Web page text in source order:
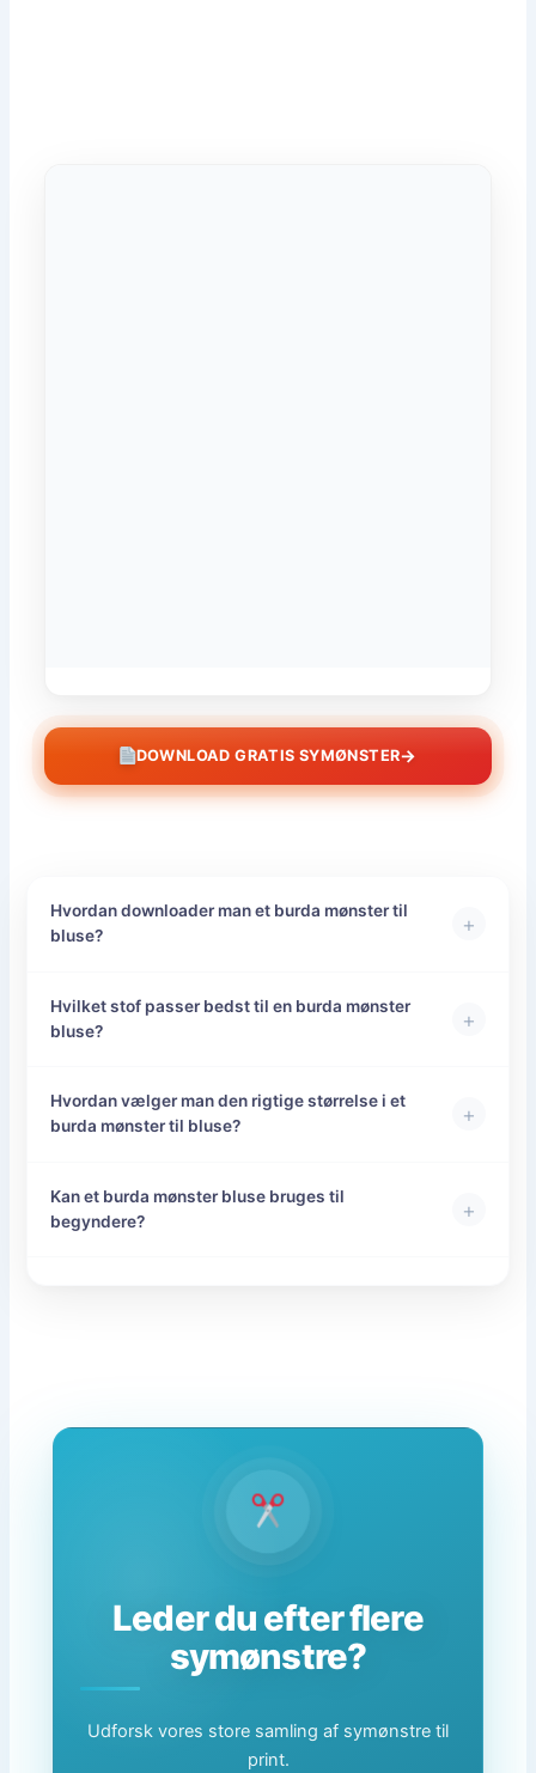
DOWNLOAD GRATIS SYMØNSTER→
Hvordan downloader man et burda mønster til
bluse?
+
Hvilket stof passer bedst til en burda mønster
bluse?
+
Hvordan vælger man den rigtige størrelse i et
burda mønster til bluse?
+
Kan et burda mønster bluse bruges til
begyndere?
+
Leder du efter flere
symønstre?
Udforsk vores store samling af symønstre til
print.